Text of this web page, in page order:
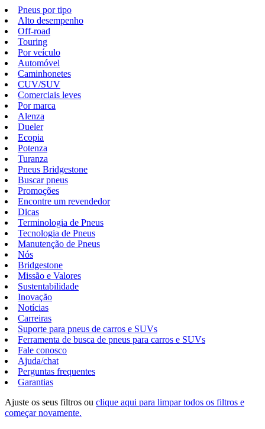
Pneus por tipo
Alto desempenho
Off-road
Touring
Por veículo
Automóvel
Caminhonetes
CUV/SUV
Comerciais leves
Por marca
Alenza
Dueler
Ecopia
Potenza
Turanza
Pneus Bridgestone
Buscar pneus
Promoções
Encontre um revendedor
Dicas
Terminologia de Pneus
Tecnologia de Pneus
Manutenção de Pneus
Nós
Bridgestone
Missão e Valores
Sustentabilidade
Inovação
Notícias
Carreiras
Suporte para pneus de carros e SUVs
Ferramenta de busca de pneus para carros e SUVs
Fale conosco
Ajuda/chat
Perguntas frequentes
Garantias
Ajuste os seus filtros ou clique aqui para limpar todos os filtros e
começar novamente.